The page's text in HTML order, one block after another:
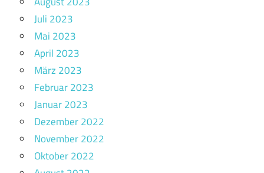
Juli 2023
Mai 2023
April 2023
März 2023
Februar 2023
Januar 2023
Dezember 2022
November 2022
Oktober 2022